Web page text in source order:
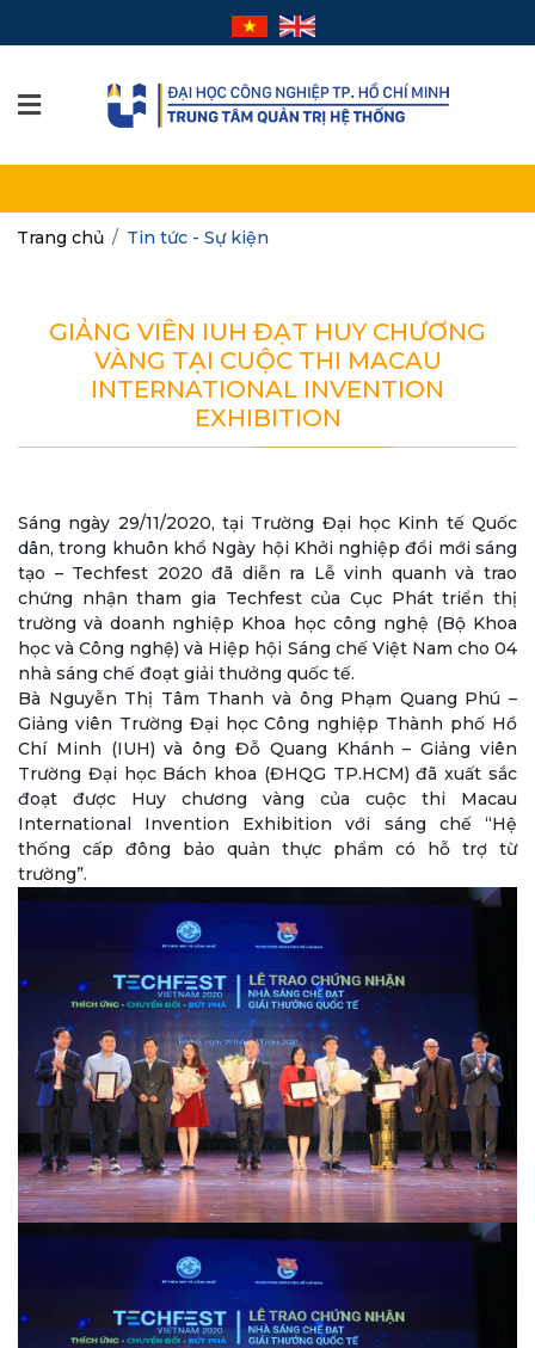
Trang chủ Tin tức - Sự kiện
GIẢNG VIÊN IUH ĐẠT HUY CHƯƠNG
VÀNG TẠI CUỘC THI MACAU
INTERNATIONAL INVENTION
EXHIBITION
Sáng ngày 29/11/2020, tại Trường Đại học Kinh tế Quốc
dân, trong khuôn khổ Ngày hội Khởi nghiệp đổi mới sáng
tạo – Techfest 2020 đã diễn ra Lễ vinh quanh và trao
chứng nhận tham gia Techfest của Cục Phát triển thị
trường và doanh nghiệp Khoa học công nghệ (Bộ Khoa
học và Công nghệ) và Hiệp hội Sáng chế Việt Nam cho 04
nhà sáng chế đoạt giải thưởng quốc tế.
Bà Nguyễn Thị Tâm Thanh và ông Phạm Quang Phú –
Giảng viên Trường Đại học Công nghiệp Thành phố Hồ
Chí Minh (IUH) và ông Đỗ Quang Khánh – Giảng viên
Trường Đại học Bách khoa (ĐHQG TP.HCM) đã xuất sắc
đoạt được Huy chương vàng của cuộc thi Macau
International Invention Exhibition với sáng chế “Hệ
thống cấp đông bảo quản thực phẩm có hỗ trợ từ
trường”.